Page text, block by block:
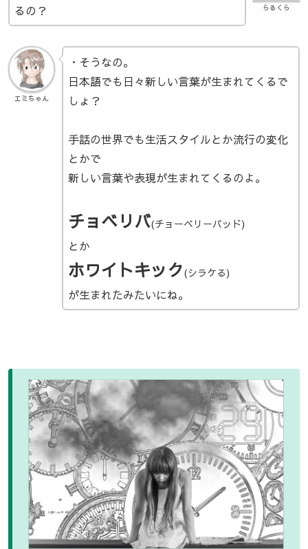
らるくら
るの？
エミちゃん
・そうなの。
日本語でも日々新しい言葉が生まれてくるで
しょ？
手話の世界でも生活スタイルとか流行の変化
とかで
新しい言葉や表現が生まれてくるのよ。
チョベリバ(チョーベリーバッド)
とか
ホワイトキック(シラケる)
が生まれたみたいにね。